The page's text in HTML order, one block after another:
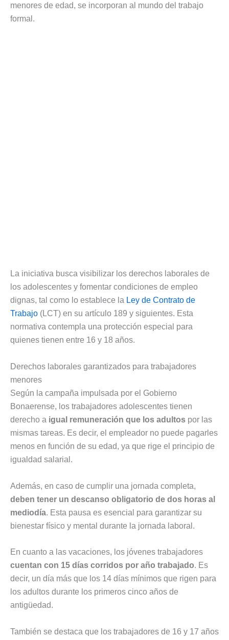
menores de edad, se incorporan al mundo del trabajo
formal.
La iniciativa busca visibilizar los derechos laborales de
los adolescentes y fomentar condiciones de empleo
dignas, tal como lo establece la Ley de Contrato de
Trabajo (LCT) en su artículo 189 y siguientes. Esta
normativa contempla una protección especial para
quienes tienen entre 16 y 18 años.
Derechos laborales garantizados para trabajadores
menores
Según la campaña impulsada por el Gobierno
Bonaerense, los trabajadores adolescentes tienen
derecho a igual remuneración que los adultos por las
mismas tareas. Es decir, el empleador no puede pagarles
menos en función de su edad, ya que rige el principio de
igualdad salarial.
Además, en caso de cumplir una jornada completa,
deben tener un descanso obligatorio de dos horas al
mediodía. Esta pausa es esencial para garantizar su
bienestar físico y mental durante la jornada laboral.
En cuanto a las vacaciones, los jóvenes trabajadores
cuentan con 15 días corridos por año trabajado. Es
decir, un día más que los 14 días mínimos que rigen para
los adultos durante los primeros cinco años de
antigüedad.
También se destaca que los trabajadores de 16 y 17 años